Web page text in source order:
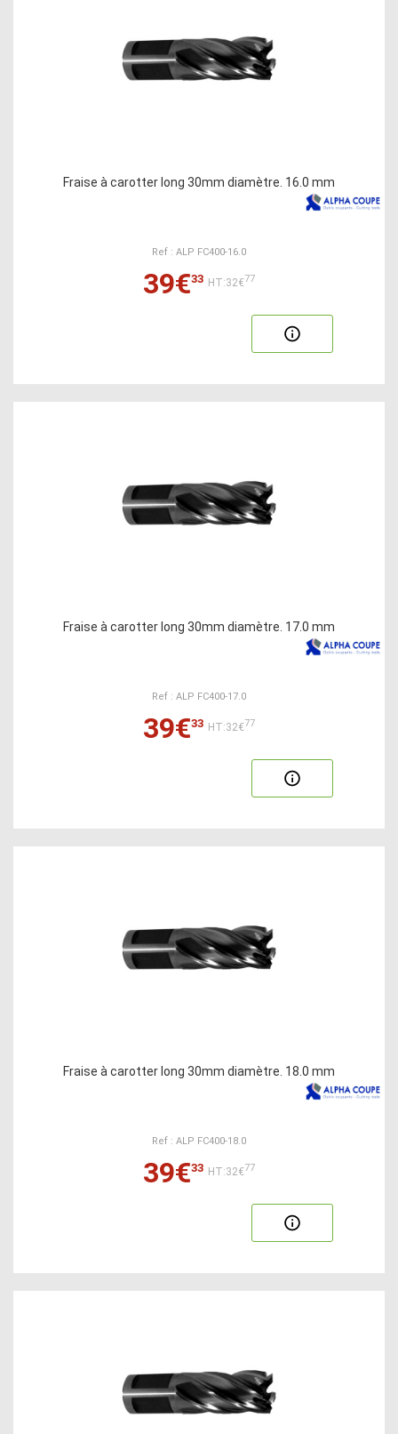
Fraise à carotter long 30mm diamètre. 16.0 mm
Ref : ALP FC400-16.0
39€33 HT:32€77
Fraise à carotter long 30mm diamètre. 17.0 mm
Ref : ALP FC400-17.0
39€33 HT:32€77
Fraise à carotter long 30mm diamètre. 18.0 mm
Ref : ALP FC400-18.0
39€33 HT:32€77